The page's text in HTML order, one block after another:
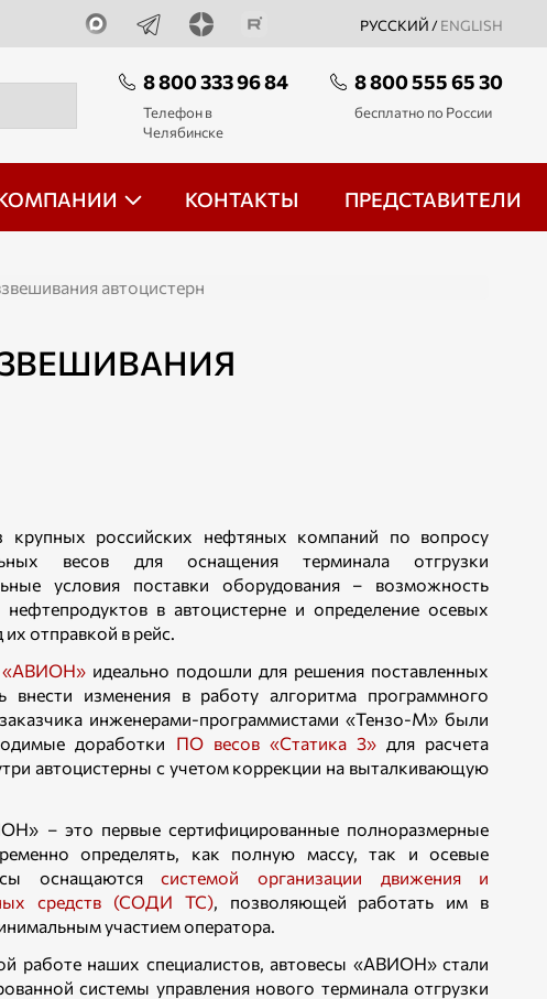
РУССКИЙ / ENGLISH
8 800 333 96 84
Телефон в
Челябинске
8 800 555 65 30
бесплатно по России
КОНТАКТЫ ПРЕДСТАВИТЕЛИ
автоцистерн
российских нефтяных компаний по вопросу
весов для оснащения терминала отгрузки
условия поставки оборудования – возможность
в автоцистерне и определение осевых
отправкой в рейс.
«АВИОН» идеально подошли для решения поставленных
внести изменения в работу алгоритма программного
инженерами-программистами «Тензо-М» были
доработки ПО весов «Статика 3» для расчета
автоцистерны с учетом коррекции на выталкивающую
– это первые сертифицированные полноразмерные
определять, как полную массу, так и осевые
оснащаютсясистемой организации движения и
средств (СОДИ ТС), позволяющей работать им в
участием оператора.
работе наших специалистов, автовесы «АВИОН» стали
системы управления нового терминала отгрузки